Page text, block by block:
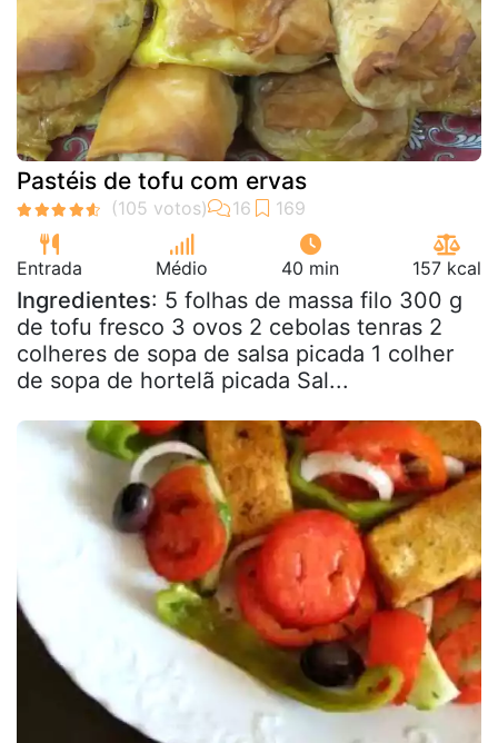
Pastéis de tofu com ervas
Entrada Médio 40 min 157 kcal
Ingredientes: 5 folhas de massa filo 300 g
de tofu fresco 3 ovos 2 cebolas tenras 2
colheres de sopa de salsa picada 1 colher
de sopa de hortelã picada Sal...